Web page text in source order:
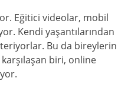
Eğitici videolar, mobil
Kendi yaşantılarından
Bu da bireylerin
karşılaşan biri, online